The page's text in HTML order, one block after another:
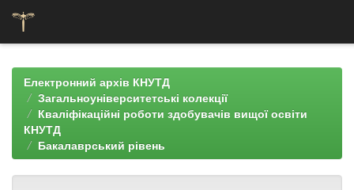
navigationЕлектронний архів КНУТД
Загальноуніверситетські колекції
Кваліфікаційні роботи здобувачів вищої освіти
КНУТД
Бакалаврський рівень